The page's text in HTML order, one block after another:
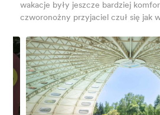
wakacje były jeszcze bardziej
czworonożny przyjaciel czuł się jak